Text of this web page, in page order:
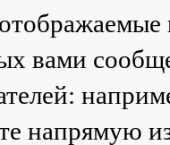
вами
напрямую